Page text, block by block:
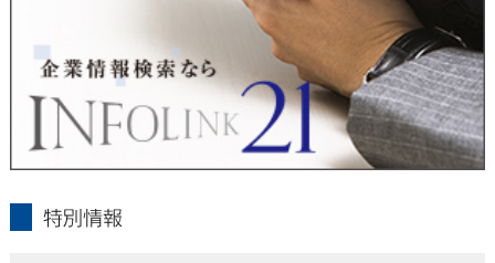
〒802-0004 北九州市小倉北区鍛冶町2丁目5-11（第一東経ビ
フリーダイヤル 0120-55-9986
受付時間 平日9：00～17：00